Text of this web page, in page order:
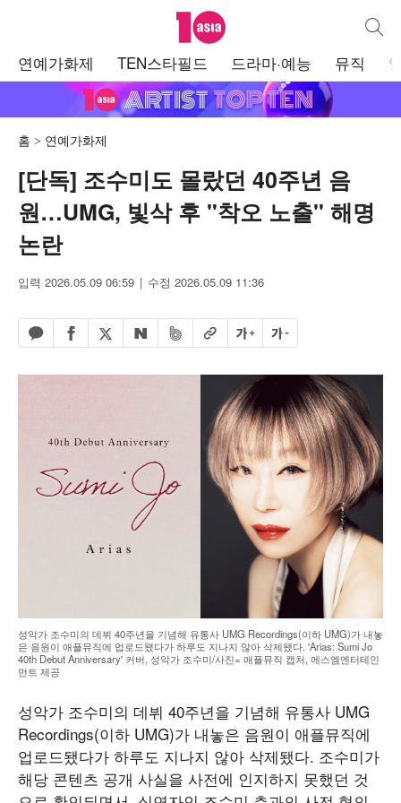
텐아시아 통합
연예가화제 TEN스타필드 드라마·예능 뮤직
홈 연예가화제
[단독] 조수미도 몰랐던 40주년 음
원…UMG, 빛삭 후 "착오 노출" 해명
논란
입력 2026.05.09 06:59 수정 2026.05.09 11:36
카카오톡 공유하기
페이스북 공유하기
엑스 공유하기
네이버 공유하기
밴드 공유하기
URL복사글자 크게글자 작게
성악가 조수미의 데뷔 40주년을 기념해 유통사 UMG Recordings(이하 UMG)가 내놓
은 음원이 애플뮤직에 업로드됐다가 하루도 지나지 않아 삭제됐다. 'Arias: Sumi Jo
40th Debut Anniversary' 커버, 성악가 조수미/사진= 애플뮤직 캡처, 에스엠엔터테인
먼트 제공
성악가 조수미의 데뷔 40주년을 기념해 유통사 UMG
Recordings(이하 UMG)가 내놓은 음원이 애플뮤직에
업로드됐다가 하루도 지나지 않아 삭제됐다. 조수미가
해당 콘텐츠 공개 사실을 사전에 인지하지 못했던 것